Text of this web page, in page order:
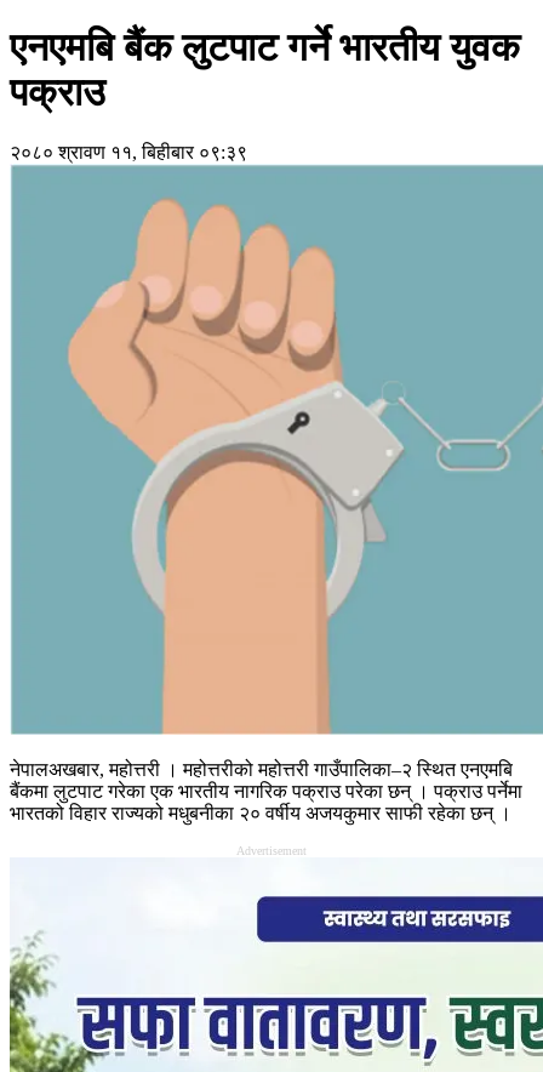
एनएमबि बैंक लुटपाट गर्ने भारतीय युवक
पक्राउ
२०८० श्रावण ११, बिहीबार ०९:३९
नेपालअखबार, महोत्तरी । महोत्तरीको महोत्तरी गाउँपालिका–२ स्थित एनएमबि
बैंकमा लुटपाट गरेका एक भारतीय नागरिक पक्राउ परेका छन् । पक्राउ पर्नेमा
भारतको विहार राज्यको मधुबनीका २० वर्षीय अजयकुमार साफी रहेका छन् ।
Advertisement